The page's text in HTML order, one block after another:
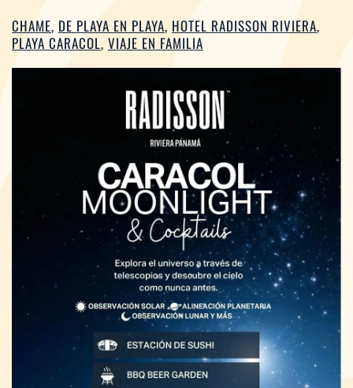
CHAME, DE PLAYA EN PLAYA, HOTEL RADISSON RIVIERA,
PLAYA CARACOL, VIAJE EN FAMILIA